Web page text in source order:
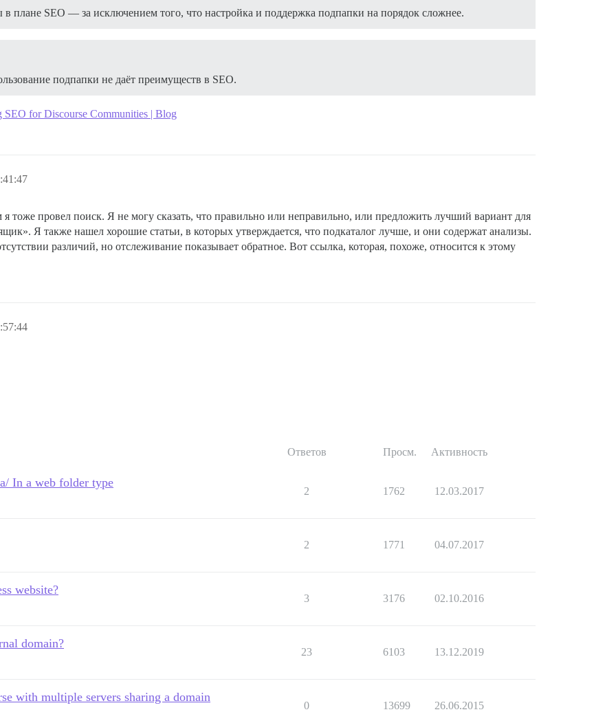
плане SEO — за исключением того, что настройка и поддержка подпапки на порядок сложнее.
подпапки не даёт преимуществ в SEO.
SEO for Discourse Communities | Blog
тоже провел поиск. Я не могу сказать, что правильно или неправильно, или предложить лучший вариант для
Я также нашел хорошие статьи, в которых утверждается, что подкаталог лучше, и они содержат анализы.
различий, но отслеживание показывает обратное. Вот ссылка, которая, похоже, относится к этому
Ответов Просм. Активность
In a web folder type
2 1762 12.03.2017
2 1771 04.07.2017
website?
3 3176 02.10.2016
domain?
23 6103 13.12.2019
with multiple servers sharing a domain
0 13699 26.06.2015